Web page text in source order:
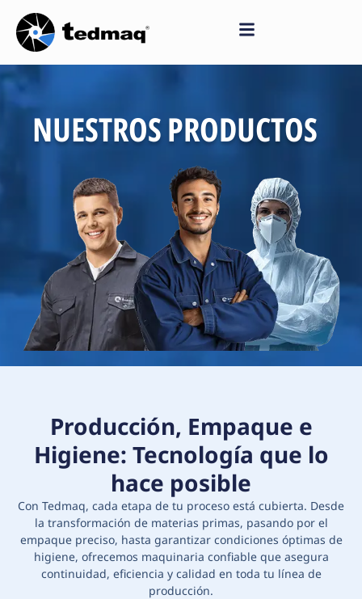
Saltar
al
contenido
NUESTROS PRODUCTOS
Producción, Empaque e
Higiene: Tecnología que lo
hace posible
Con Tedmaq, cada etapa de tu proceso está cubierta. Desde
la transformación de materias primas, pasando por el
empaque preciso, hasta garantizar condiciones óptimas de
higiene, ofrecemos maquinaria confiable que asegura
continuidad, eficiencia y calidad en toda tu línea de
producción.